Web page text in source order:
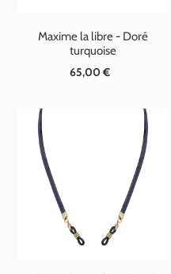
Maxime la libre - Doré
turquoise
Prix
65,00 €